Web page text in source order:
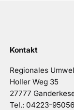
Kontakt
Regionales
Holler Weg 35
27777
Tel.: 04223-95056